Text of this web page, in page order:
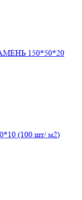
150*50*20
(100 шт/ м2)